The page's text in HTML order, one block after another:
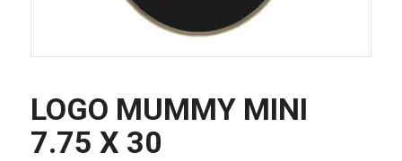
LOGO MUMMY MINI
7.75 X 30